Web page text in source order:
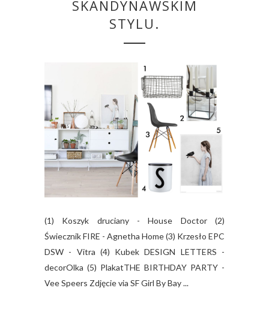
SKANDYNAWSKIM
STYLU.
(1) Koszyk druciany - House Doctor (2)
Świecznik FIRE - Agnetha Home (3) Krzesło EPC
DSW - Vitra (4) Kubek DESIGN LETTERS -
decorOlka (5) PlakatTHE BIRTHDAY PARTY -
Vee Speers Zdjęcie via SF Girl By Bay ...